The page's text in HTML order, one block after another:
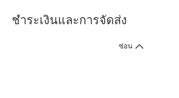
ชำระเงินและการจัดส่ง
ซ่อน